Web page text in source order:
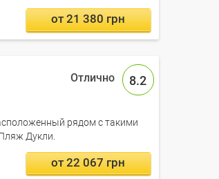
от 21 380 грн
8.2
рядом с такими
Дукли.
от 22 067 грн